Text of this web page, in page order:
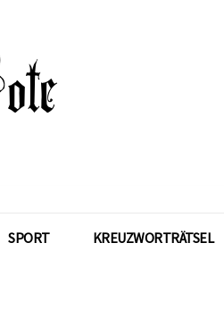
SPORT KREUZWORTRÄTSEL